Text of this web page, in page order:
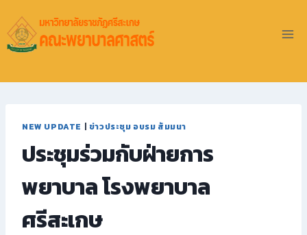
NEW UPDATE | ข่าวประชุม อบรม สัมมนา
ประชุมร่วมกับฝ่ายการ
พยาบาล โรงพยาบาล
ศรีสะเกษ